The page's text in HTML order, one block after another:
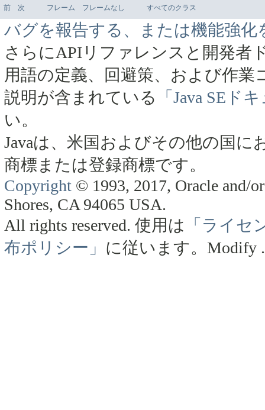
前 次 フレーム フレームなし すべてのクラス
バグを報告する、または機能強化
さらにAPIリファレンスと開発者
用語の定義、回避策、および作
説明が含まれている
「Java SEド
い。
Javaは、米国およびその他の国に
商標または登録商標です。
Copyright © 1993, 2017, Oracle and/
Shores, CA 94065 USA.
All rights reserved. 使用は 「ライセ
布ポリシー」 に従います。 Modify